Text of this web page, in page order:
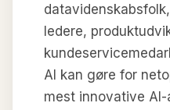
ledere,
AI kan gøre for
mest innovative